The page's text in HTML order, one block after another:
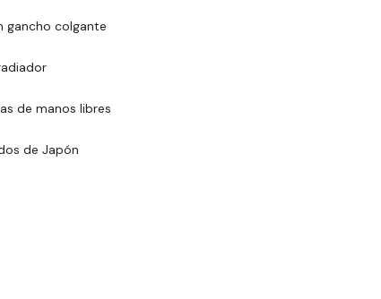
gancho colgante
de manos libres
de Japón